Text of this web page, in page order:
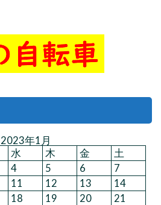
2023年1月
水 木 金
土
4 5 6
7
11 12 13
14
18 19 20 21